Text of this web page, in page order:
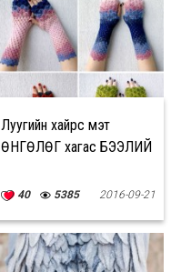
Луугийн хайрс мэт
ӨНГӨЛӨГ хагас БЭЭЛИЙ
40 5385 2016-09-21